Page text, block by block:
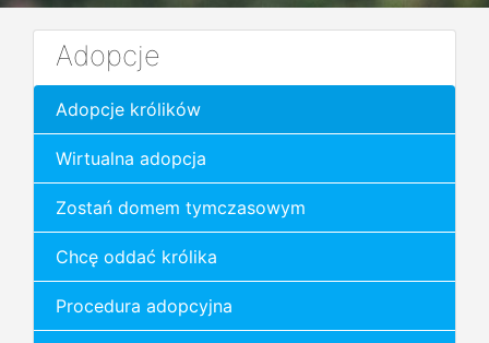
Adopcje
Adopcje królików
Wirtualna adopcja
Zostań domem tymczasowym
Chcę oddać królika
Procedura adopcyjna